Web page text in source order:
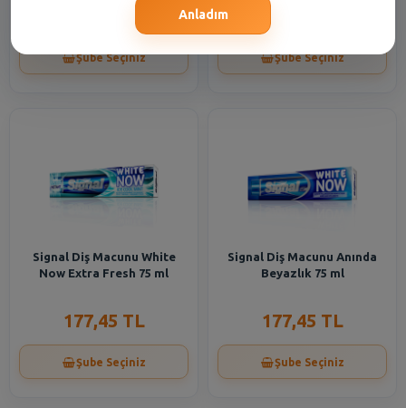
Şube Seçiniz Şube Seçiniz
Signal Diş Macunu White
Now Extra Fresh 75 ml
177,45 TL
Şube Seçiniz
Signal Diş Macunu Anında
Beyazlık 75 ml
177,45 TL
Şube Seçiniz
Anladım